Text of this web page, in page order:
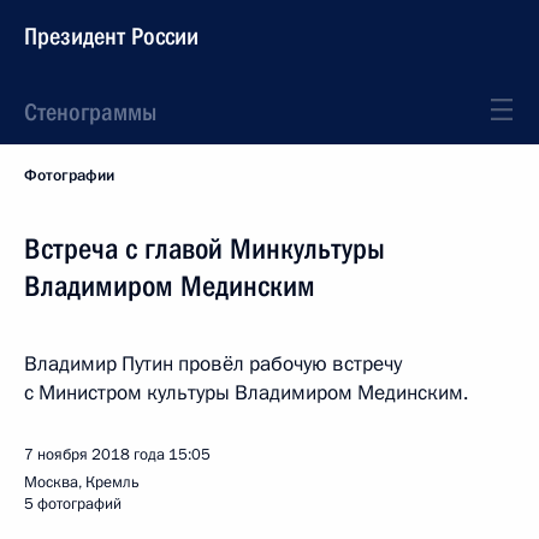
Президент России
Стенограммы
Фотографии
Встреча с главой Минкультуры
Владимиром Мединским
Владимир Путин провёл рабочую встречу
с Министром культуры Владимиром Мединским.
7 ноября 2018 года 15:05
Москва, Кремль
5 фотографий